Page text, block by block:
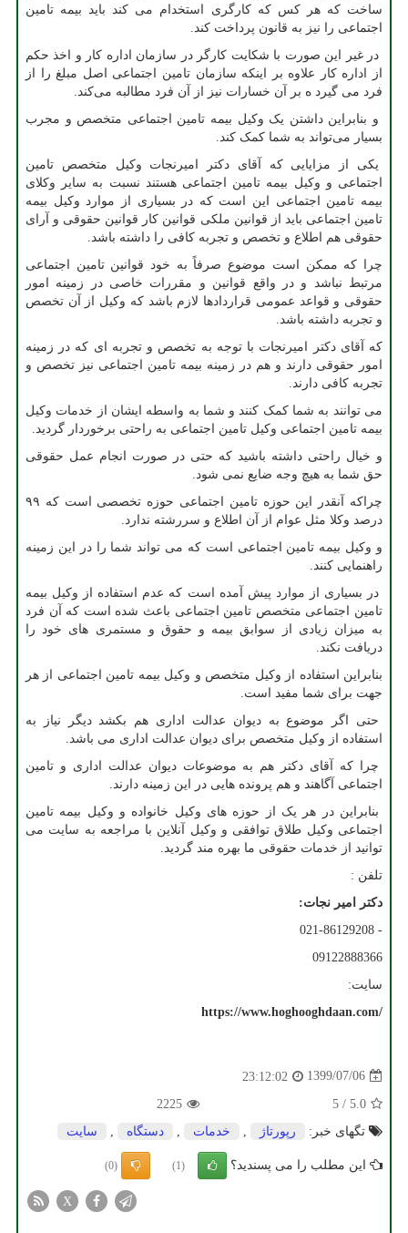
ساخت که هر کس که کارگری استخدام می کند باید بیمه تامین
اجتماعی را نیز به قانون پرداخت کند.
در غیر این صورت با شکایت کارگر در سازمان اداره کار و اخذ حکم
از اداره کار علاوه بر اینکه سازمان تامین اجتماعی اصل مبلغ را از
فرد می گیرد ه بر آن خسارات نیز از آن فرد مطالبه می‌کند.
و بنابراین داشتن یک وکیل بیمه تامین اجتماعی متخصص و مجرب
بسیار می‌تواند به شما کمک کند.
یکی از مزایایی که آقای دکتر امیرنجات وکیل متخصص تامین
اجتماعی و وکیل بیمه تامین اجتماعی هستند نسبت به سایر وکلای
بیمه تامین اجتماعی این است که در بسیاری از موارد وکیل بیمه
تامین اجتماعی باید از قوانین ملکی قوانین کار قوانین حقوقی و آرای
حقوقی هم اطلاع و تخصص و تجربه کافی را داشته باشد.
چرا که ممکن است موضوع صرفاً به خود قوانین تامین اجتماعی
مرتبط نباشد و در واقع قوانین و مقررات خاصی در زمینه امور
حقوقی و قواعد عمومی قراردادها لازم باشد که وکیل از آن تخصص
و تجربه داشته باشد.
که آقای دکتر امیرنجات با توجه به تخصص و تجربه ای که در زمینه
امور حقوقی دارند و هم در زمینه بیمه تامین اجتماعی نیز تخصص و
تجربه کافی دارند.
می توانند به شما کمک کنند و شما به واسطه ایشان از خدمات وکیل
بیمه تامین اجتماعی وکیل تامین اجتماعی به راحتی برخوردار گردید.
و خیال راحتی داشته باشید که حتی در صورت انجام عمل حقوقی
حق شما به هیچ وجه ضایع نمی شود.
چراکه آنقدر این حوزه تامین اجتماعی حوزه تخصصی است که ۹۹
درصد وکلا مثل عوام از آن اطلاع و سررشته ندارد.
و وکیل بیمه تامین اجتماعی است که می تواند شما را در این زمینه
راهنمایی کنند.
در بسیاری از موارد پیش آمده است که عدم استفاده از وکیل بیمه
تامین اجتماعی متخصص تامین اجتماعی باعث شده است که آن فرد
به میزان زیادی از سوابق بیمه و حقوق و مستمری های خود را
دریافت نکند.
بنابراین استفاده از وکیل متخصص و وکیل بیمه تامین اجتماعی از هر
جهت برای شما مفید است.
حتی اگر موضوع به دیوان عدالت اداری هم بکشد دیگر نیاز به
استفاده از وکیل متخصص برای دیوان عدالت اداری می باشد.
چرا که آقای دکتر هم به موضوعات دیوان عدالت اداری و تامین
اجتماعی آگاهند و هم پرونده هایی در این زمینه دارند.
بنابراین در هر یک از حوزه های وکیل خانواده و وکیل بیمه تامین
اجتماعی وکیل طلاق توافقی و وکیل آنلاین با مراجعه به سایت می
توانید از خدمات حقوقی ما بهره مند گردید.
تلفن :
دکتر امیر نجات:
021-86129208 -
09122888366
سایت:
https://www.hoghooghdaan.com/
1399/07/06
23:12:02
5.0
/
5
2225
تگهای خبر:
رپورتاژ خدمات دستگاه سایت
این مطلب را می پسندید؟ (1)
(0)
X